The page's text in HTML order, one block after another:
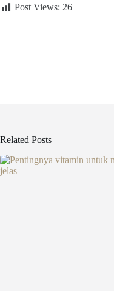
Post Views: 26
Related Posts